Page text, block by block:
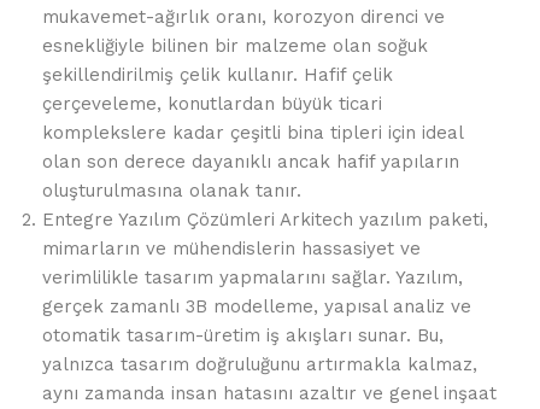
mukavemet-ağırlık oranı, korozyon direnci ve
esnekliğiyle bilinen bir malzeme olan soğuk
şekillendirilmiş çelik kullanır. Hafif çelik
çerçeveleme, konutlardan büyük ticari
komplekslere kadar çeşitli bina tipleri için ideal
olan son derece dayanıklı ancak hafif yapıların
oluşturulmasına olanak tanır.
Entegre Yazılım Çözümleri Arkitech yazılım paketi,
mimarların ve mühendislerin hassasiyet ve
verimlilikle tasarım yapmalarını sağlar. Yazılım,
gerçek zamanlı 3B modelleme, yapısal analiz ve
otomatik tasarım-üretim iş akışları sunar. Bu,
yalnızca tasarım doğruluğunu artırmakla kalmaz,
aynı zamanda insan hatasını azaltır ve genel inşaat